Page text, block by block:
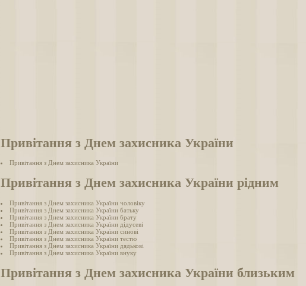
Привітання з Днем захисника України
Привітання з Днем захисника України
Привітання з Днем захисника України рідним
Привітання з Днем захисника України чоловіку
Привітання з Днем захисника України батьку
Привітання з Днем захисника України брату
Привітання з Днем захисника України дідусеві
Привітання з Днем захисника України синові
Привітання з Днем захисника України тестю
Привітання з Днем захисника України дядькові
Привітання з Днем захисника України внуку
Привітання з Днем захисника України близьким